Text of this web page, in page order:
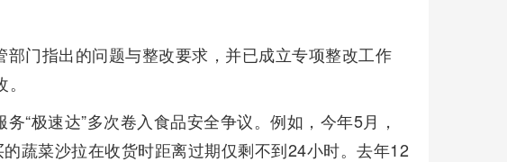
门指出的问题与整改要求，并已成立专项整改工作
“极速达”多次卷入食品安全争议。例如，今年5月，
蔬菜沙拉在收货时距离过期仅剩不到24小时。去年12